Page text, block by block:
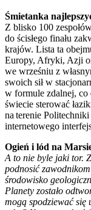
Śmietanka
Z blisko 100
do ścisłego finału
krajów. Lista ta
Europy, Afryki, Azji
we wrześniu z
swoich sił w
w formule zdalnej, co
świecie sterować
na terenie
internetowego
Ogień i lód na
A to nie byle jaki tor.
podnosić
środowisko
Planety zostało
mogą spodziewać się